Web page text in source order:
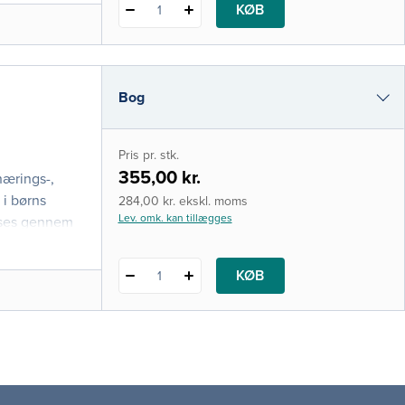
1 KØB
,
børns
gennem
Bog
i-bog
Pris pr. stk.
355,00 kr.
284,00 kr. ekskl. moms
Lev. omk. kan tillægges
1 KØB